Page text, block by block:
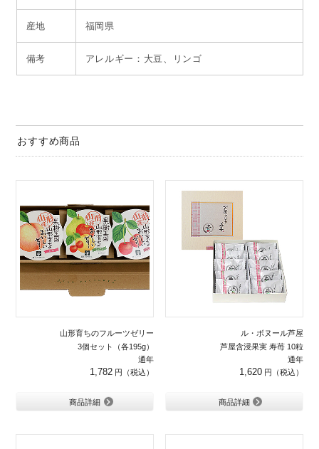
産地 福岡県
備考 アレルギー：大豆、リンゴ
おすすめ商品
山形育ちのフルーツゼリー
3個セット（各195g）
通年
1,782
商品詳細
ル・ボヌール芦屋
芦屋含浸果実 寿苺 10粒
通年
1,620
商品詳細